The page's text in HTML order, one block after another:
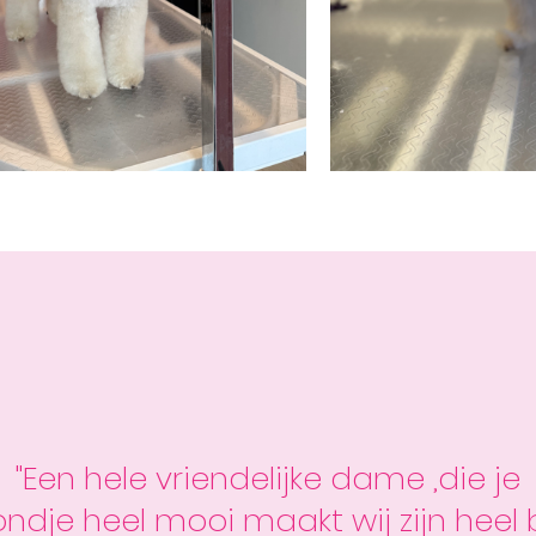
"Een hele vriendelijke dame ,die je
heel mooi maakt wij zijn heel